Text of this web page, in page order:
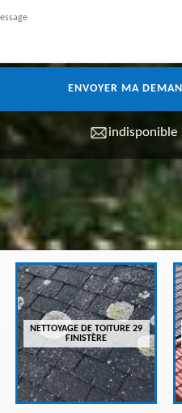
indisponible
NETTOYAGE DE TOITURE 29
FINISTÈRE